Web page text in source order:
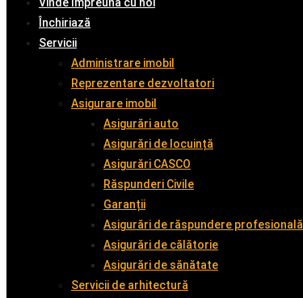
Închiriază
Servicii
Administrare imobil
Reprezentare dezvoltatori
Asigurare imobil
Asigurări auto
Asigurări de locuință
Asigurări CASCO
Răspunderi Civile
Garanții
Asigurări de răspundere profesională
Asigurări de călătorie
Asigurări de sănătate
Servicii de arhitectură